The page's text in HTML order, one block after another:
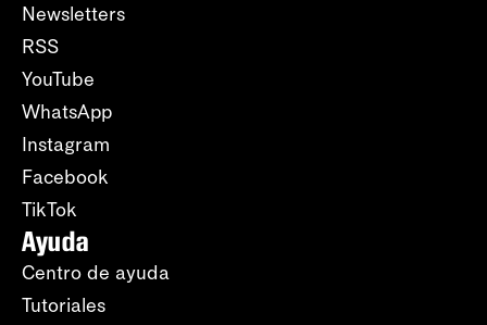
Newsletters
RSS
YouTube
WhatsApp
Instagram
Facebook
TikTok
Ayuda
Centro de ayuda
Tutoriales